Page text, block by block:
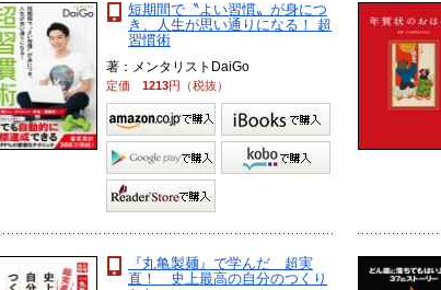
短期間で〝よい習慣〟が身につ
き、人生が思い通りになる！ 超
習慣術
著：メンタリストDaiGo
定価 1213円（税抜）
『丸亀製麺』で学んだ 超実
直！ 史上最高の自分のつくり